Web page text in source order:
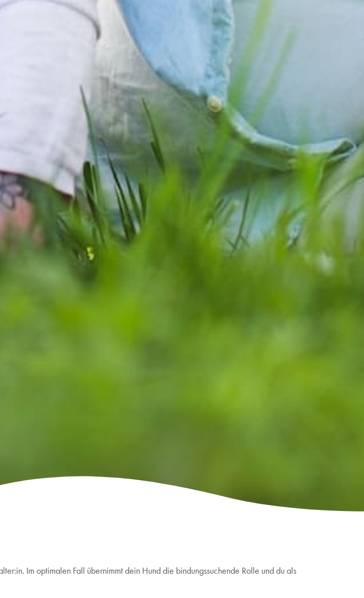
Im optimalen Fall übernimmt dein Hund die bindungssuchende Rolle und du als